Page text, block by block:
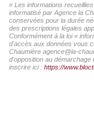
« Les informations
informatisé par Agence la
conservées pour la durée
des prescriptions légales
Conformément à la loi «
d'accès aux données vous
Chaumière agence@la-
d'opposition au démarchage
inscrire ici : https://